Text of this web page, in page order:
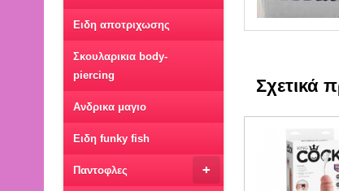
Ειδη αποτριχωσης
Σκουλαρικια body-
piercing
Ανδρικα μαγιο
Ειδη funky fish
+
Παντοφλες
Σχετικά